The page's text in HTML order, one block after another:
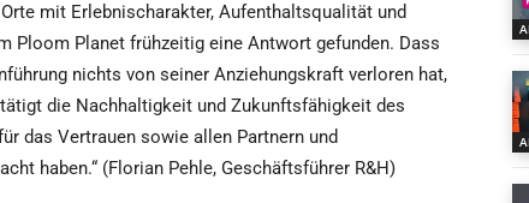
mit Erlebnischarakter, Aufenthaltsqualität und
Ploom Planet frühzeitig eine Antwort gefunden. Dass
nichts von seiner Anziehungskraft verloren hat,
die Nachhaltigkeit und Zukunftsfähigkeit des
das Vertrauen sowie allen Partnern und
haben.“ (Florian Pehle, Geschäftsführer R&H)